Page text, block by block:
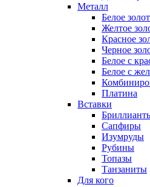
Металл
Белое
Желтое
Красное
Черное
Белое с
Белое с
Платина
Вставки
Сапфиры
Изумруды
Рубины
Топазы
Танзаниты
Для кого